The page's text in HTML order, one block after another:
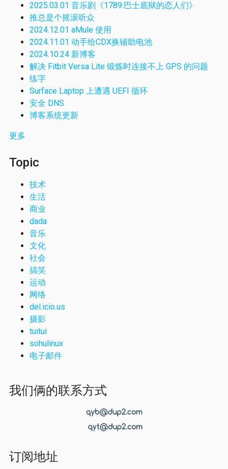
2025.03.01 音乐剧《1789:巴士底狱的恋人们》
推总是个摇滚听众
2024.12.01 aMule 使用
2024.11.01 动手给CDX换辅助电池
2024.10.24 新博客
解决 Fitbit Versa Lite 锻炼时连接不上 GPS 的问题
练字
Surface Laptop 上遭遇 UEFI 循环
安全 DNS
博客系统更新
更多
Topic
技术
生活
商业
dada
音乐
文化
社会
搞笑
运动
网络
del.icio.us
摄影
tuitui
sohulinux
电子邮件
我们俩的联系方式
订阅地址